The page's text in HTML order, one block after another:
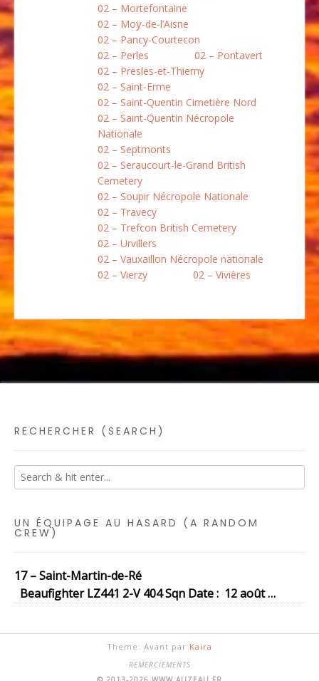
02 – Mortefontaine
02 – Moÿ-de-l’Aisne
02 – Pancy-Courtecon
02 – Perles
02 – Pontavert
02 – Presles-et-Thierny
02 – Saint-Erme
02 – Saint-Quentin Cimetière Nord
02 – Saint-Quentin Nécropole
Nationale
02 – Septmonts
02 – Seraucourt-le-Grand British
Cemetery
02 – Soupir Nécropole Nationale
02 – Travecy
02 – Trefcon British Cemetery
02 – Urvillers
02 – Vauxaillon Nécropole nationale
02 – Vierzy
02 – Vivières
RECHERCHER (SEARCH)
UN ÉQUIPAGE AU HASARD (A RANDOM
CREW)
17 – Saint-Martin-de-Ré
Beaufighter LZ441 2-V 404 Sqn Date : 12 août …
Theme: Avant par Kaira
REMERCIEMENTS